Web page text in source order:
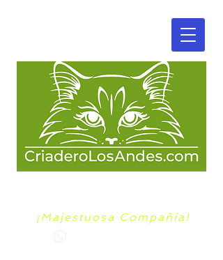
¡Majestuosa Compañía!